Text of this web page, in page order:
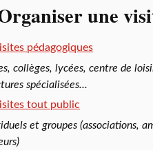
une
pédagogiques
collèges, lycées, centre de
spécialisées...
tout public
et groupes (associations,